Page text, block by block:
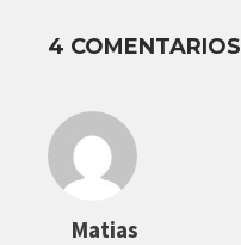
4 COMENTARIOS
Matias